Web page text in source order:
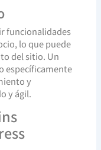
funcionalidades
lo que puede
del sitio. Un
específicamente
y
y ágil.